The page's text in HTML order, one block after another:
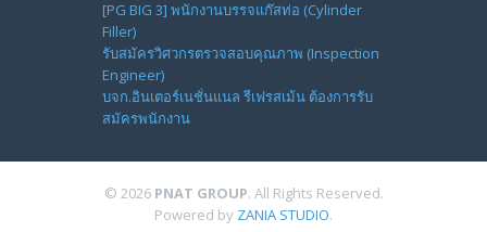
[PG BIG 3] พนักงานบรรจแก๊สท่อ (Cylinder
Filler)
รับสมัครวิศวกรตรวจสอบคุณภาพ (Inspection
Engineer)
บจก.อินเตอร์เนชั่นแนล รีเฟรสเม้น ต้องการรับ
สมัครพนักงาน
© 2026 PNAT GROUP. All Rights Reserved.
Powered by ZANIA STUDIO.